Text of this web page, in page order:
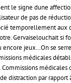
le signe dune
de pas de
temporellement
Gervaiselouchait si
jeux…On se
médicales
distraction par